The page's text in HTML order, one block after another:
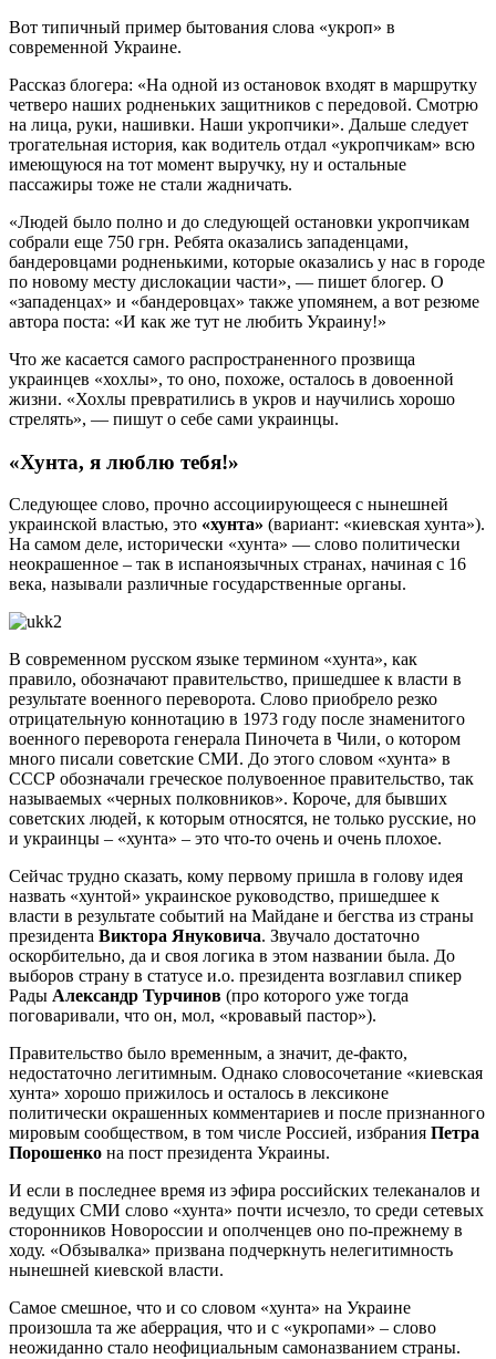
Вот типичный пример бытования слова «укроп» в
современной Украине.
Рассказ блогера: «На одной из остановок входят в маршрутку
четверо наших родненьких защитников с передовой. Смотрю
на лица, руки, нашивки. Наши укропчики». Дальше следует
трогательная история, как водитель отдал «укропчикам» всю
имеющуюся на тот момент выручку, ну и остальные
пассажиры тоже не стали жадничать.
«Людей было полно и до следующей остановки укропчикам
собрали еще 750 грн. Ребята оказались западенцами,
бандеровцами родненькими, которые оказались у нас в городе
по новому месту дислокации части», — пишет блогер. О
«западенцах» и «бандеровцах» также упомянем, а вот резюме
автора поста: «И как же тут не любить Украину!»
Что же касается самого распространенного прозвища
украинцев «хохлы», то оно, похоже, осталось в довоенной
жизни. «Хохлы превратились в укров и научились хорошо
стрелять», — пишут о себе сами украинцы.
«Хунта, я люблю тебя!»
Следующее слово, прочно ассоциирующееся с нынешней
украинской властью, это «хунта» (вариант: «киевская хунта»).
На самом деле, исторически «хунта» — слово политически
неокрашенное – так в испаноязычных странах, начиная с 16
века, называли различные государственные органы.
В современном русском языке термином «хунта», как
правило, обозначают правительство, пришедшее к власти в
результате военного переворота. Слово приобрело резко
отрицательную коннотацию в 1973 году после знаменитого
военного переворота генерала Пиночета в Чили, о котором
много писали советские СМИ. До этого словом «хунта» в
СССР обозначали греческое полувоенное правительство, так
называемых «черных полковников». Короче, для бывших
советских людей, к которым относятся, не только русские, но
и украинцы – «хунта» – это что-то очень и очень плохое.
Сейчас трудно сказать, кому первому пришла в голову идея
назвать «хунтой» украинское руководство, пришедшее к
власти в результате событий на Майдане и бегства из страны
президента Виктора Януковича. Звучало достаточно
оскорбительно, да и своя логика в этом названии была. До
выборов страну в статусе и.о. президента возглавил спикер
Рады Александр Турчинов (про которого уже тогда
поговаривали, что он, мол, «кровавый пастор»).
Правительство было временным, а значит, де-факто,
недостаточно легитимным. Однако словосочетание «киевская
хунта» хорошо прижилось и осталось в лексиконе
политически окрашенных комментариев и после признанного
мировым сообществом, в том числе Россией, избрания Петра
Порошенко на пост президента Украины.
И если в последнее время из эфира российских телеканалов и
ведущих СМИ слово «хунта» почти исчезло, то среди сетевых
сторонников Новороссии и ополченцев оно по-прежнему в
ходу. «Обзывалка» призвана подчеркнуть нелегитимность
нынешней киевской власти.
Самое смешное, что и со словом «хунта» на Украине
произошла та же аберрация, что и с «укропами» – слово
неожиданно стало неофициальным самоназванием страны.